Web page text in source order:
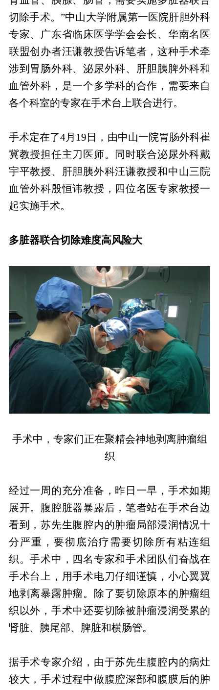
切除手术。”中山大学附属第一医院肝胆外科
专家、广东省临床医学学会会长、华南名医
联盟创办者汪谦教授告诉笔者，这种手术牵
涉到胃肠外科、泌尿外科、肝胆胰脾外科和
血管外科，是一个多学科的合作，需要来自
各个科室的专家在手术台上联合进行。
手术定在了4月19日，由中山一院胃肠外科崔
冀教授担任主刀医师。同时联合泌尿外科戴
宇平教授、肝胆胰外科汪谦教授和中山三院
血管外科殷恒讳教授，四位名医专家教授一
起实施手术。
多脏器联合切除难度高风险大
手术中，专家们正在聚精会神地剥离肿瘤组
织
经过一周的充分准备，昨日一早，手术如期
展开。腹腔脏器暴露后，笔者站在手术台边
看到，苏先生腹腔内的肿瘤局部浸润情况十
分严重，要彻底治疗需要切除所有粘连组
织。手术中，四名专家和手术团队们奋战在
手术台上，用手术电刀仔细谨慎，小心翼翼
地剥离暴露肿瘤。除了要切除原本的肿瘤组
织以外，手术中还要切除被肿瘤浸润受累的
肾脏、胰尾部、脾脏和横肠管。
据手术专家介绍，由于苏先生腹腔内的病灶
较大，手术过程中做腹腔深部和腹膜后的肿